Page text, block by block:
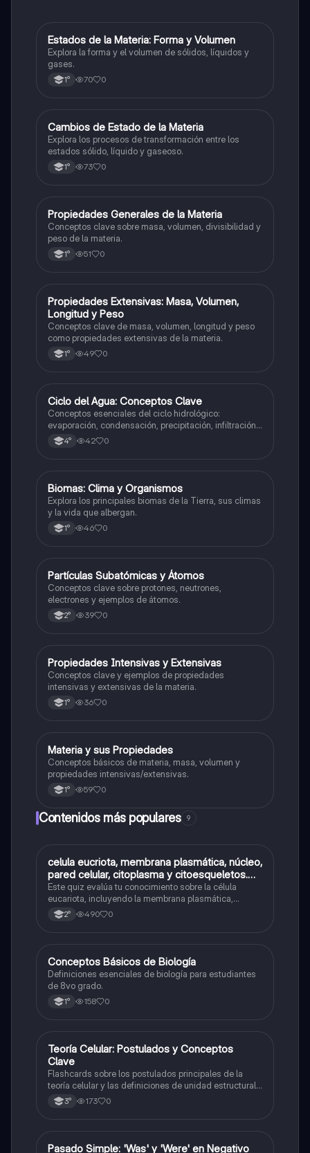
ECiencias Naturales
Estados de la Materia: Forma y Volumen
Explora la forma y el volumen de sólidos, líquidos y
gases.
1° 70 0
CCiencias Naturales
Cambios de Estado de la Materia
Explora los procesos de transformación entre los
estados sólido, líquido y gaseoso.
1° 73 0
PCiencias Naturales
Propiedades Generales de la Materia
Conceptos clave sobre masa, volumen, divisibilidad y
peso de la materia.
1° 51 0
PCiencias Naturales
Propiedades Extensivas: Masa, Volumen,
Longitud y Peso
Conceptos clave de masa, volumen, longitud y peso
como propiedades extensivas de la materia.
1° 49 0
CCiencias Naturales
Ciclo del Agua: Conceptos Clave
Conceptos esenciales del ciclo hidrológico:
evaporación, condensación, precipitación, infiltración
y transpiración.
4° 42 0
BCiencias Naturales
Biomas: Clima y Organismos
Explora los principales biomas de la Tierra, sus climas
y la vida que albergan.
1° 46 0
PCiencias Naturales
Partículas Subatómicas y Átomos
Conceptos clave sobre protones, neutrones,
electrones y ejemplos de átomos.
2° 39 0
PCiencias Naturales
Propiedades Intensivas y Extensivas
Conceptos clave y ejemplos de propiedades
intensivas y extensivas de la materia.
1° 36 0
MCiencias Naturales
Materia y sus Propiedades
Conceptos básicos de materia, masa, volumen y
propiedades intensivas/extensivas.
1° 59 0
Contenidos más populares 9
CBiología
celula eucriota, membrana plasmática, núcleo,
pared celular, citoplasma y citoesqueletos.
nombre se las partes de la celula eucariota
Este quiz evalúa tu conocimiento sobre la célula
eucariota, incluyendo la membrana plasmática,
núcleo, pared celular, citoplasma y citoesqueleto.
2° 490 0
CBiología
Conceptos Básicos de Biología
Definiciones esenciales de biología para estudiantes
de 8vo grado.
1° 158 0
TBiología
Teoría Celular: Postulados y Conceptos
Clave
Flashcards sobre los postulados principales de la
teoría celular y las definiciones de unidad estructural
y funcional.
3° 173 0
Inglés
Pasado Simple: 'Was' y 'Were' en Negativo